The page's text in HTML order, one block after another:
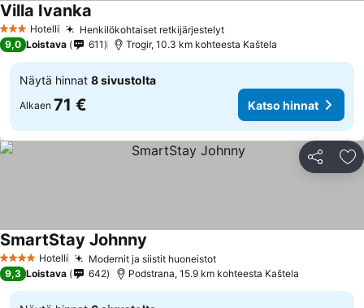
3 Tähtiluokitus
Hotelli Henkilökohtaiset retkijärjestelyt
Villa Ivanka
9,0 Loistava 611 Trogir, 10.3 km kohteesta Kaštela
Näytä hinnat 8 sivustolta
Alkaen 71 € Katso hinnat
Jaa
4 Tähtiluokitus
Hotelli Modernit ja siistit huoneistot
SmartStay Johnny
9,3 Loistava 642 Podstrana, 15.9 km kohteesta Kaštela